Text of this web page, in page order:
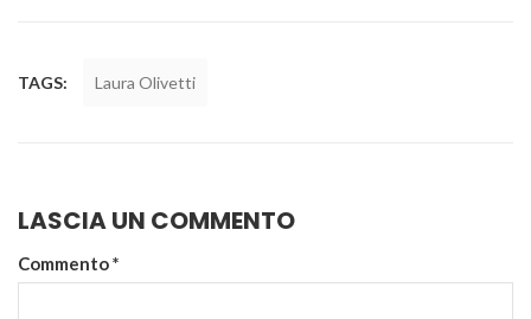
TAGS: Laura Olivetti
LASCIA UN COMMENTO
Commento*